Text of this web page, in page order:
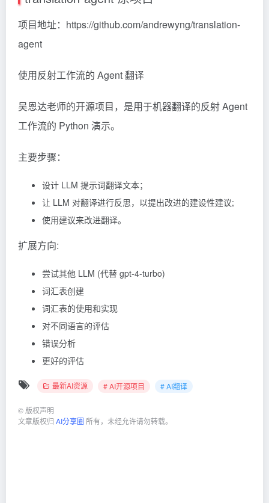
项目地址：https://github.com/andrewyng/translation-
agent
使用反射工作流的 Agent 翻译
吴恩达老师的开源项目，是用于机器翻译的反射 Agent
工作流的 Python 演示。
主要步骤：
设计 LLM 提示词翻译文本；
让 LLM 对翻译进行反思，以提出改进的建设性建议;
使用建议来改进翻译。
扩展方向:
尝试其他 LLM (代替 gpt-4-turbo)
词汇表创建
词汇表的使用和实现
对不同语言的评估
错误分析
更好的评估
最新AI资源 # AI开源项目 # AI翻译
© 版权声明
文章版权归 AI分享圈 所有，未经允许请勿转载。